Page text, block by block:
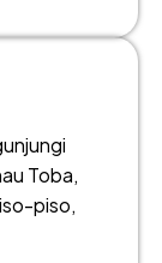
Toba,
piso,